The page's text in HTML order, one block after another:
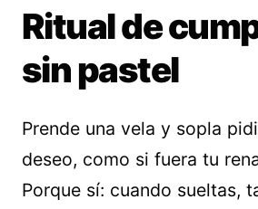
Ritual de
sin pastel
Prende una vela y sopla
deseo, como si fuera tu
Porque sí: cuando sueltas,